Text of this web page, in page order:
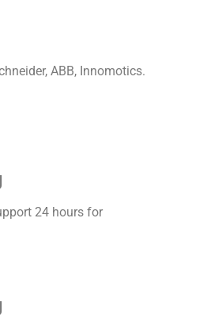
ABB, Innomotics.
24 hours for